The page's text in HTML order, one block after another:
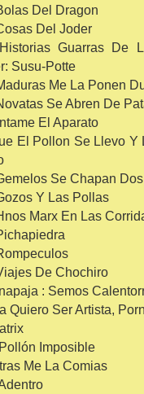
Del Dragon
Del Joder
Guarras De
Susu-Potte
Me La Ponen
Se Abren De
El Aparato
El Pollon Se Llevo Y
Se Chapan
Y Las Pollas
Marx En Las
De Chochiro
: Semos
Quiero Ser Artista,
Imposible
Me La Comias